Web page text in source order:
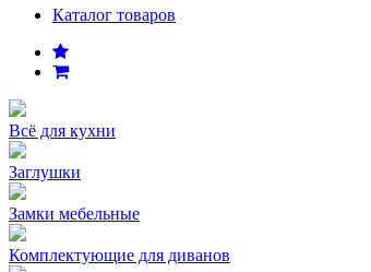
Каталог товаров
Всё для кухни
Заглушки
Замки мебельные
Комплектующие для диванов